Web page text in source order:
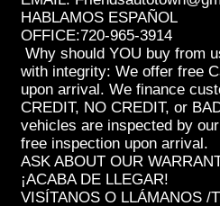
HABLAMOS ESPAÑOL
OFFICE:720-965-3914
Why should YOU buy from
with integrity: We offer free
upon arrival. We finance
CREDIT, NO CREDIT, or
vehicles are inspected by
free inspection upon arrival.
ASK ABOUT OUR
¡ACABA DE LLEGAR!
VISÍTANOS O LLÁMANOS /